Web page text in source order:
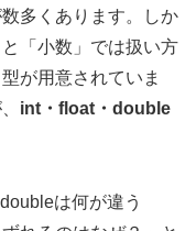
多くあります。しか
「小数」では扱い方
が用意されていま
int・float・double
は何が違う